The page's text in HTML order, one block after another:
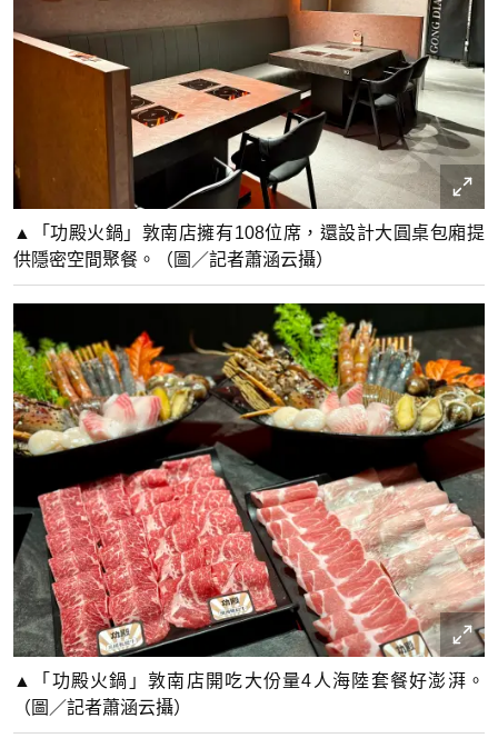
▲「功殿火鍋」敦南店擁有108位席，還設計大圓桌包廂提
供隱密空間聚餐。（圖／記者蕭涵云攝）
▲「功殿火鍋」敦南店開吃大份量4人海陸套餐好澎湃。
（圖／記者蕭涵云攝）